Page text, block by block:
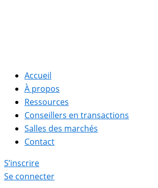
Accueil
À propos
Ressources
Conseillers en transactions
Salles des marchés
Contact
S’inscrire
Se connecter